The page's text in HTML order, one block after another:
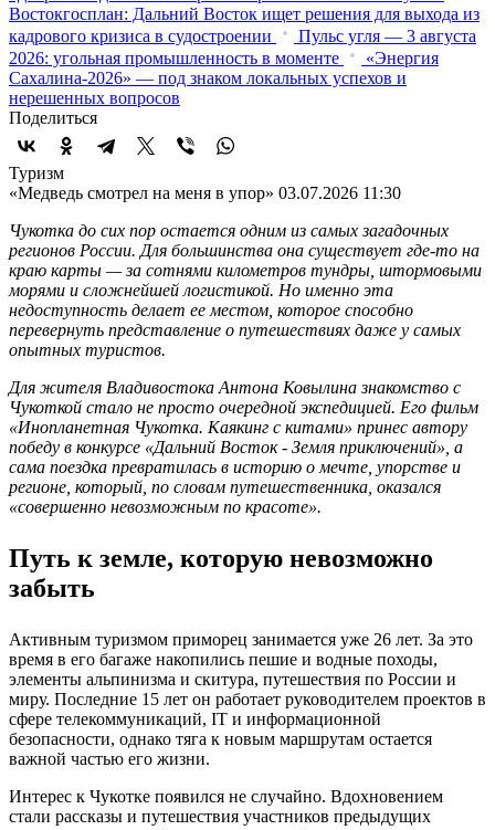
Востокгосплан: Дальний Восток ищет решения для выхода из
кадрового кризиса в судостроении
Пульс угля — 3 августа
2026: угольная промышленность в моменте
«Энергия
Сахалина-2026» — под знаком локальных успехов и
нерешенных вопросов
Поделиться
Туризм
«Медведь смотрел на меня в упор» 03.07.2026 11:30
Чукотка до сих пор остается одним из самых загадочных
регионов России. Для большинства она существует где-то на
краю карты — за сотнями километров тундры, штормовыми
морями и сложнейшей логистикой. Но именно эта
недоступность делает ее местом, которое способно
перевернуть представление о путешествиях даже у самых
опытных туристов.
Для жителя Владивостока Антона Ковылина знакомство с
Чукоткой стало не просто очередной экспедицией. Его фильм
«Инопланетная Чукотка. Каякинг с китами» принес автору
победу в конкурсе «Дальний Восток - Земля приключений», а
сама поездка превратилась в историю о мечте, упорстве и
регионе, который, по словам путешественника, оказался
«совершенно невозможным по красоте».
Путь к земле, которую невозможно
забыть
Активным туризмом приморец занимается уже 26 лет. За это
время в его багаже накопились пешие и водные походы,
элементы альпинизма и скитура, путешествия по России и
миру. Последние 15 лет он работает руководителем проектов в
сфере телекоммуникаций, IT и информационной
безопасности, однако тяга к новым маршрутам остается
важной частью его жизни.
Интерес к Чукотке появился не случайно. Вдохновением
стали рассказы и путешествия участников предыдущих